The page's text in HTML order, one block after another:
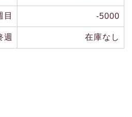
目 -5000
週 在庫なし